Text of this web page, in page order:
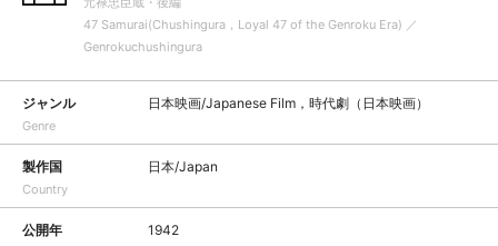
47 Samurai(Chushingura，Loyal 47 of the Genroku Era) ／
Genrokuchushingura
ジャンル
Genre
日本映画/Japanese Film，時代劇（日本映画）
製作国
Country
日本/Japan
公開年 1942